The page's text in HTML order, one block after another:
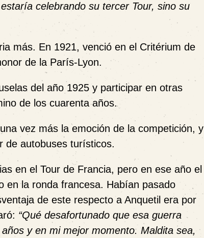
celebrando su tercer Tour, sino su
más. En 1921, venció en el Critérium de
de la París-Lyon.
del año 1925 y participar en otras
de los cuarenta años.
vez más la emoción de la competición, y
de autobuses turísticos.
en el Tour de Francia, pero en ese año el
en la ronda francesa. Habían pasado
de este respecto a Anquetil era por
“Qué desafortunado que esa guerra
y en mi mejor momento. Maldita sea,